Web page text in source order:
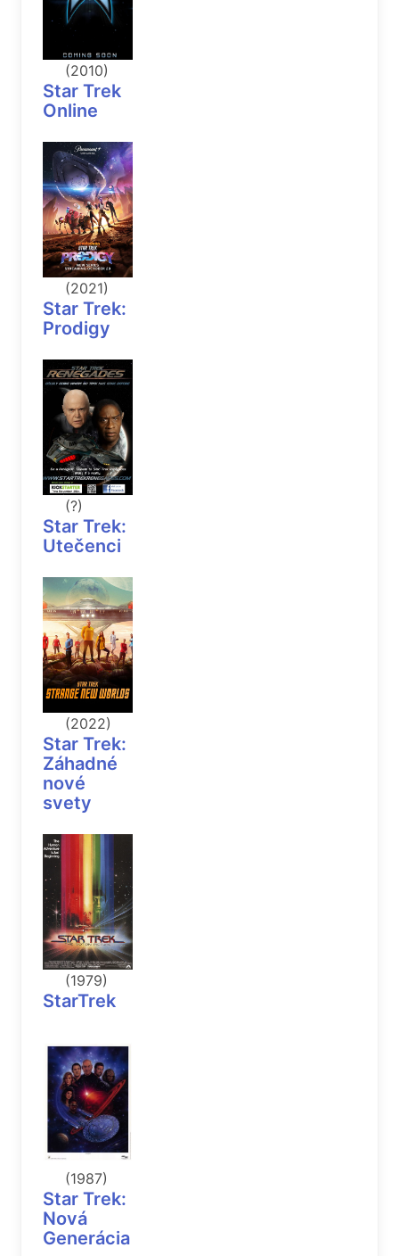
(2010)
Star Trek
Online
(2021)
Star Trek:
Prodigy
(?)
Star Trek:
Utečenci
(2022)
Star Trek:
Záhadné
nové
svety
(1979)
StarTrek
(1987)
Star Trek:
Nová
Generácia